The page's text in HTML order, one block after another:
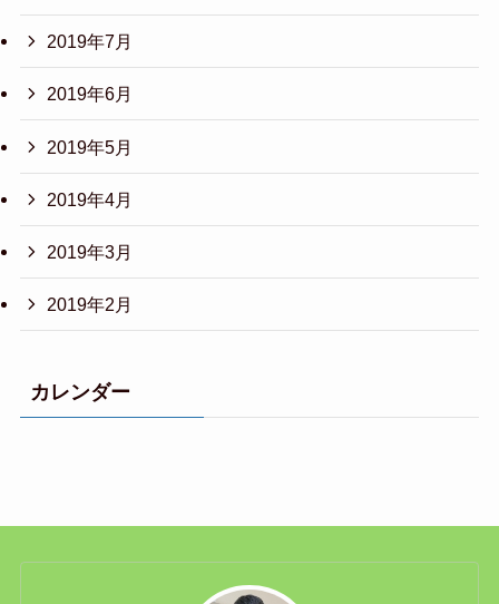
2019年7月
2019年6月
2019年5月
2019年4月
2019年3月
2019年2月
カレンダー